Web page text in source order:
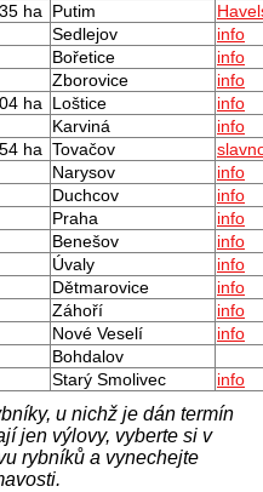
ha Putim
Sedlejov
info
Bořetice
info
Zborovice
info
ha Loštice
info
Karviná
info
ha Tovačov
Narysov
info
Duchcov
info
Praha
info
Benešov
info
Úvaly
info
Dětmarovice
info
Záhoří
info
Nové Veselí
info
Bohdalov
Starý Smolivec info
u nichž je dán termín
jen výlovy, vyberte si v
rybníků a vynechejte